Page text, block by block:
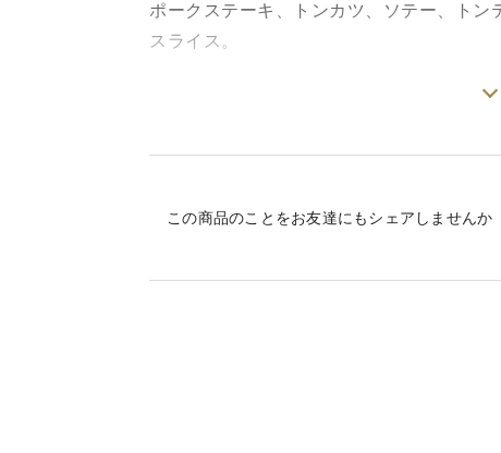
ポークステーキ、トンカツ、ソテー、ト
スライス。
元気豚のロース肉は、ほんのりとした甘
が良く、肉質が締まります。
この商品のことをお友達にもシェアしませんか